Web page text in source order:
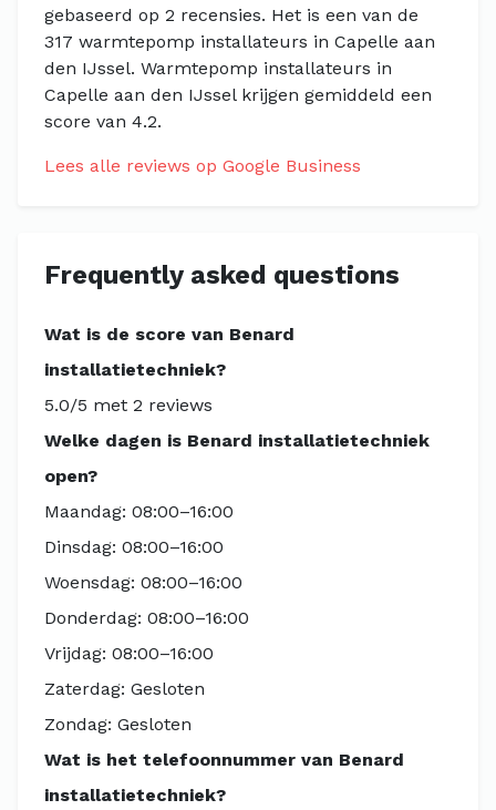
gebaseerd op 2 recensies. Het is een van de
317 warmtepomp installateurs in Capelle aan
den IJssel. Warmtepomp installateurs in
Capelle aan den IJssel krijgen gemiddeld een
score van 4.2.
Lees alle reviews op Google Business
Frequently asked questions
Wat is de score van Benard
installatietechniek?
5.0/5 met 2 reviews
Welke dagen is Benard installatietechniek
open?
Maandag: 08:00–16:00
Dinsdag: 08:00–16:00
Woensdag: 08:00–16:00
Donderdag: 08:00–16:00
Vrijdag: 08:00–16:00
Zaterdag: Gesloten
Zondag: Gesloten
Wat is het telefoonnummer van Benard
installatietechniek?